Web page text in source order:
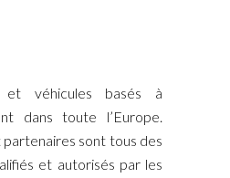
et véhicules basés à
dans toute l’Europe.
sont tous des
et autorisés par les